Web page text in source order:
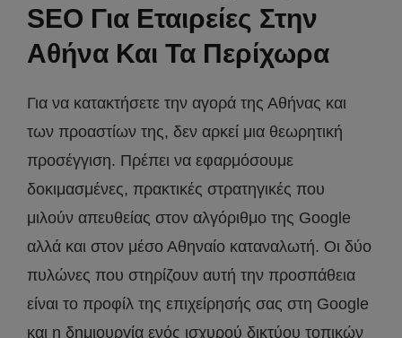
SEO Για Εταιρείες Στην
Αθήνα Και Τα Περίχωρα
Για να κατακτήσετε την αγορά της Αθήνας και
των προαστίων της, δεν αρκεί μια θεωρητική
προσέγγιση. Πρέπει να εφαρμόσουμε
δοκιμασμένες, πρακτικές στρατηγικές που
μιλούν απευθείας στον αλγόριθμο της Google
αλλά και στον μέσο Αθηναίο καταναλωτή. Οι δύο
πυλώνες που στηρίζουν αυτή την προσπάθεια
είναι το προφίλ της επιχείρησής σας στη Google
και η δημιουργία ενός ισχυρού δικτύου τοπικών